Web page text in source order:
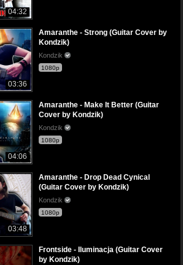
04:32
03:36
Amaranthe - Strong (Guitar Cover by
Kondzik)
Kondzik
1080p
04:06
Amaranthe - Make It Better (Guitar
Cover by Kondzik)
Kondzik
1080p
03:48
Amaranthe - Drop Dead Cynical
(Guitar Cover by Kondzik)
Kondzik
1080p
Frontside - Iluminacja (Guitar Cover
by Kondzik)